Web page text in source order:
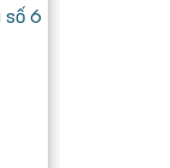
số 6